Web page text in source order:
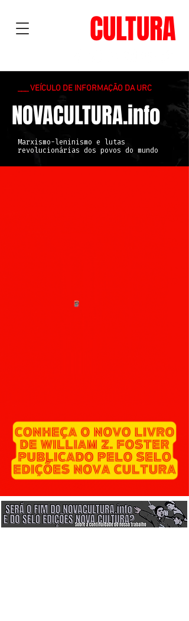
CULTURA
___ VEÍCULO DE INFORMAÇÃO DA URC
NOVACULTURA.info
Marxismo-leninismo e lutas
revolucionárias dos povos do mundo